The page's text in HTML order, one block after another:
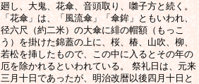
廻し、大鬼、花傘、音頭取り、囃子方と続く。
「花傘」は、「風流傘」「傘鉾」ともいわれ、
径六尺（約二米）の大傘に緋の帽額（もっこ
う）を掛けた錦蓋の上に、桜、椿、山吹、柳、
若松を挿したもので、この中に入るとその年の
厄を除かれるといわれている。 祭礼日は、元来
三月十日であったが、明治改暦以後四月十日と